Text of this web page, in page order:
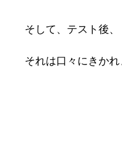
そして、テスト後、
それは口々にきか